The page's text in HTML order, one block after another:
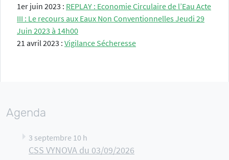
1er juin 2023 : REPLAY : Economie Circulaire de l’Eau Acte
III : Le recours aux Eaux Non Conventionnelles Jeudi 29
Juin 2023 à 14h00
21 avril 2023 : Vigilance Sécheresse
Agenda
3 septembre 10 h
CSS VYNOVA du 03/09/2026